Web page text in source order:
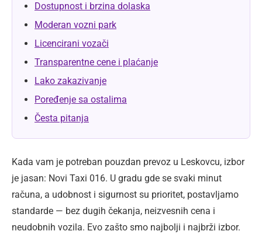
Dostupnost i brzina dolaska
Moderan vozni park
Licencirani vozači
Transparentne cene i plaćanje
Lako zakazivanje
Poređenje sa ostalima
Česta pitanja
Kada vam je potreban pouzdan prevoz u Leskovcu, izbor
je jasan: Novi Taxi 016. U gradu gde se svaki minut
računa, a udobnost i sigurnost su prioritet, postavljamo
standarde — bez dugih čekanja, neizvesnih cena i
neudobnih vozila. Evo zašto smo najbolji i najbrži izbor.